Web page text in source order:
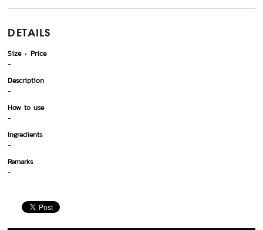
DETAILS
Size
Price
-
Description
-
How to use
-
Ingredients
-
Remarks
-